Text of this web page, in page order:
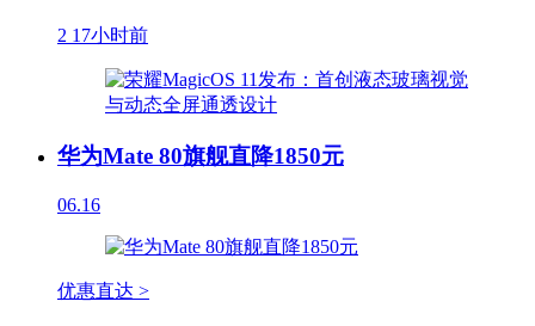
2 17小时前
华为Mate 80旗舰直降1850元
06.16
优惠直达 >